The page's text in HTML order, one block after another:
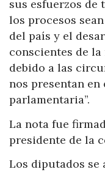
sus esfuerzos de
los procesos
del país y el
conscientes de
debido a las
nos presentan
parlamentaria”.
La nota fue
presidente de la
Los diputados